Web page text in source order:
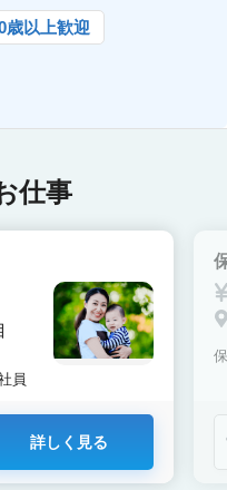
歳以上歓迎
仕事
員
詳しく見る